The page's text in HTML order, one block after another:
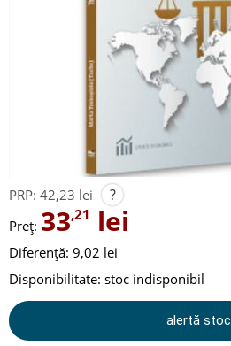
PRP: 42,23 lei ?
Preț: 33,21 lei
Diferență: 9,02 lei
Disponibilitate: stoc indisponibil
alertă stoc